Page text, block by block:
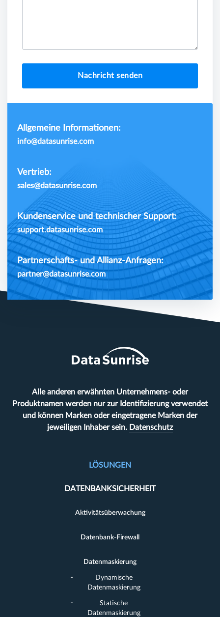
Nachricht senden
Allgemeine Informationen:
info@datasunrise.com
Vertrieb:
sales@datasunrise.com
Kundenservice und technischer Support:
support.datasunrise.com
Partnerschafts- und Allianz-Anfragen:
partner@datasunrise.com
Alle anderen erwähnten Unternehmens- oder
Produktnamen werden nur zur Identifizierung verwendet
und können Marken oder eingetragene Marken der
jeweiligen Inhaber sein. Datenschutz
LÖSUNGEN
DATENBANKSICHERHEIT
Aktivitätsüberwachung
Datenbank-Firewall
Datenmaskierung
Dynamische
Datenmaskierung
Statische
Datenmaskierung